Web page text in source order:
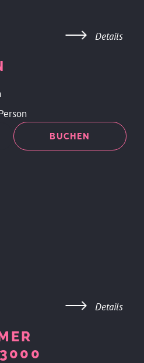
BUCHEN
Details
Details